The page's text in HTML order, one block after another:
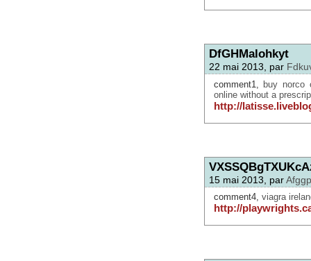
DfGHMalohkyt
22 mai 2013, par
comment1,
buy norco
online without a
http://
15 mai 2013, par
comment4, viagra
http://